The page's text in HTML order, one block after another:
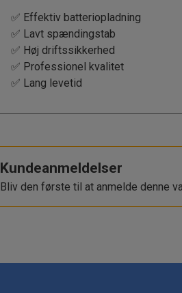
✅ Effektiv batteriopladning
✅ Lavt spændingstab
✅ Høj driftssikkerhed
✅ Professionel kvalitet
✅ Lang levetid
Kundeanmeldelser
Bliv den første til at anmelde denne